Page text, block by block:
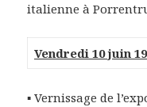
italienne à
Vendredi 10 juin
▪ Vernissage de